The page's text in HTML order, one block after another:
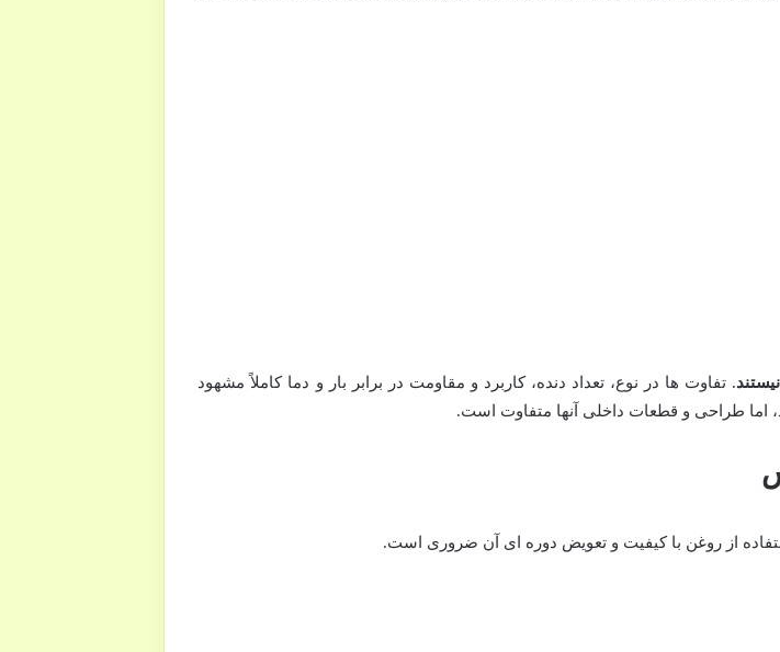
. تفاوت ها در نوع، تعداد دنده، کاربرد و مقاومت در برابر بار و دما کاملاً مشهود
اما طراحی و قطعات داخلی آنها متفاوت است.
از روغن با کیفیت و تعویض دوره ای آن ضروری است.